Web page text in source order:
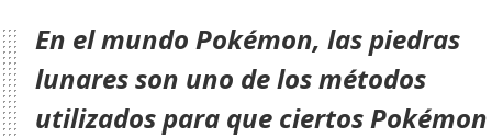
Team Builder
Tabla de Tipos
En el mundo Pokémon, las piedras
lunares son uno de los métodos
utilizados para que ciertos Pokémon